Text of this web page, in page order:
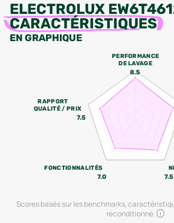
ELECTROLUX
CARACTÉRISTIQUES
EN GRAPHIQUE
PERFORMANCE
DE LAVAGE
8.5
7.5
FONCTIONNALITÉS
7.0
RAPPORT
QUALITÉ / PRIX
7.5
Scores basés sur les benchmarks,
reconditionné.